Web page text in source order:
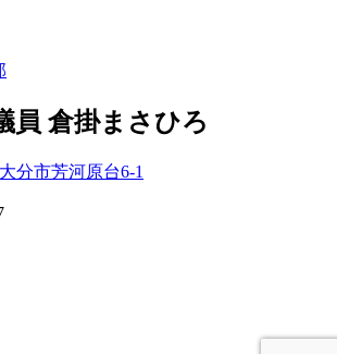
員 倉掛まさひろ
分市芳河原台6-1